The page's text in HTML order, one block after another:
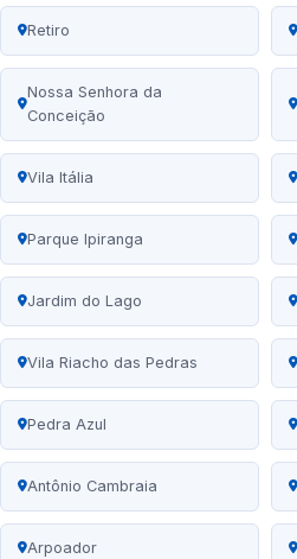
Retiro
Nossa Senhora da
Conceição
Vila Itália
Parque Ipiranga
Jardim do Lago
Vila Riacho das Pedras
Pedra Azul
Antônio Cambraia
Arpoador